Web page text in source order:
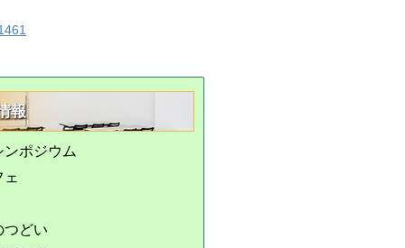
報
ポジウム
つどい